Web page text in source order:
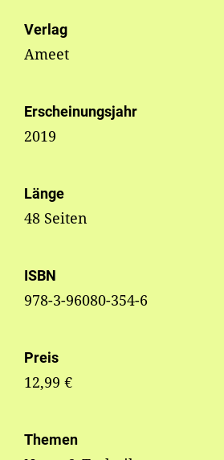
Verlag
Ameet
Erscheinungsjahr
2019
Länge
48 Seiten
ISBN
978-3-96080-354-6
Preis
12,99 €
Themen